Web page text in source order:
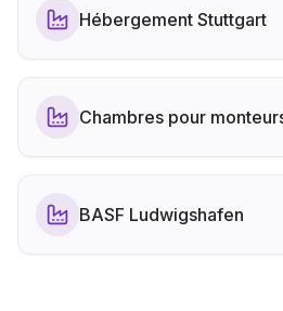
Hébergement Stuttgart
Chambres pour
BASF Ludwigshafen